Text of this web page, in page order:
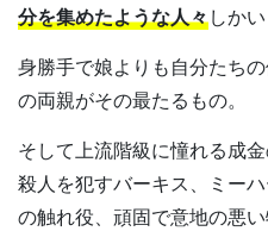
分を集めたような人々しかい
身勝手で娘よりも自分たち
の両親がその最たるもの。
そして上流階級に憧れる成
殺人を犯すバーキス、ミー
の触れ役、頑固で意地の悪い